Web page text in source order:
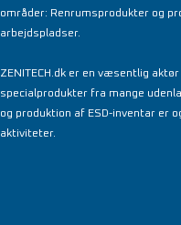
områder: Renrumsprodukter og
arbejdspladser.
ZENITECH.dk er en væsentlig
specialprodukter fra mange
og produktion af ESD-inventar er
aktiviteter.